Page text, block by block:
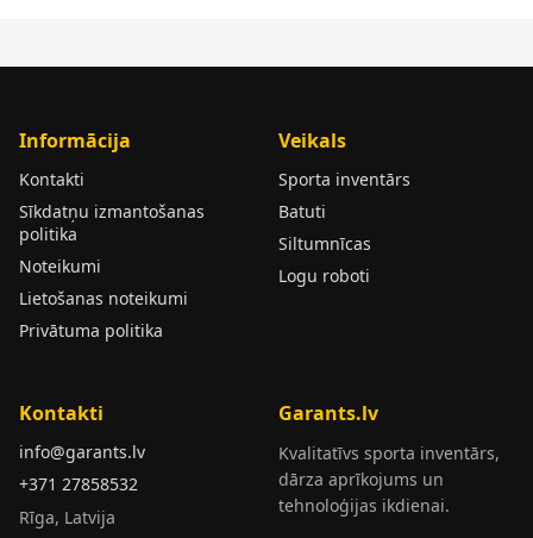
Informācija
Kontakti
Sīkdatņu izmantošanas
politika
Noteikumi
Lietošanas noteikumi
Privātuma politika
Veikals
Sporta inventārs
Batuti
Siltumnīcas
Logu roboti
Kontakti
info@garants.lv
+371 27858532
Rīga, Latvija
Garants.lv
Kvalitatīvs sporta inventārs,
dārza aprīkojums un
tehnoloģijas ikdienai.